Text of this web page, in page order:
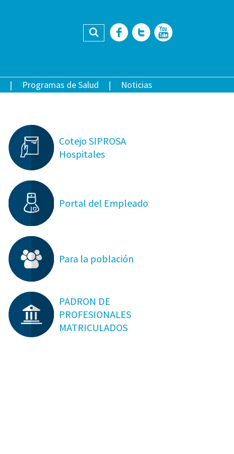
Buscar Facebook
Twitter
Programas de Salud Noticias
Cotejo SIPROSA
Hospitales
Portal del Empleado
Para la población
PADRON DE
PROFESIONALES
MATRICULADOS